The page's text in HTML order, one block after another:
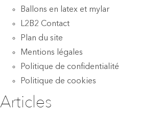
Ballons en latex et mylar
L2B2 Contact
Plan du site
Mentions légales
Politique de confidentialité
Politique de cookies
Articles